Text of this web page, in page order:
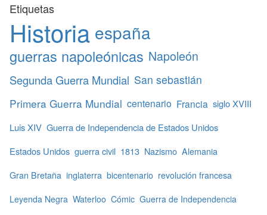
Etiquetas
Historia españa
guerras napoleónicas Napoleón
Segunda Guerra Mundial San sebastián
Primera Guerra Mundial centenario Francia siglo XVIII
Luis XIV Guerra de Independencia de Estados Unidos
Estados Unidos guerra civil 1813 Nazismo Alemania
Gran Bretaña inglaterra bicentenario revolución francesa
Leyenda Negra Waterloo Cómic Guerra de Independencia